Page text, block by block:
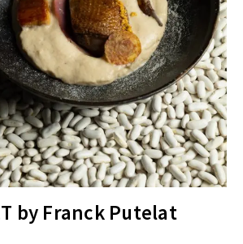
by Franck Putelat